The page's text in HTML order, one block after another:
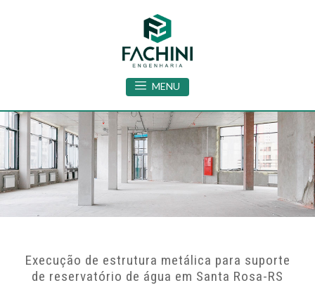
MENU
Execução de estrutura metálica para suporte
de reservatório de água em Santa Rosa-RS